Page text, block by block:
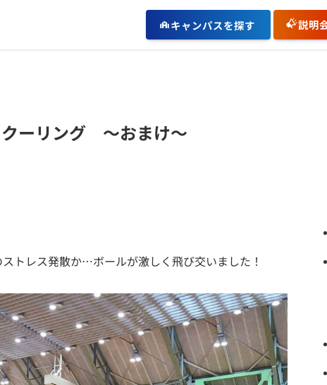
キャンパスを探す 説明
ーリング ～おまけ～
トレス発散か…ボールが激しく飛び交いました！